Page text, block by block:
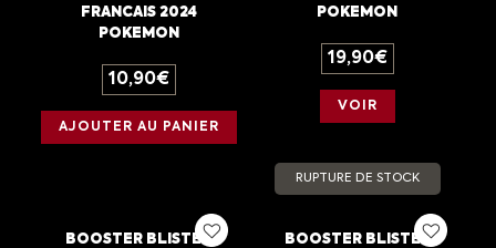
FRANCAIS 2024
POKEMON
10,90€
AJOUTER AU PANIER
POKEMON
19,90€
VOIR
BOOSTER BLISTER
RUPTURE DE STOCK
BOOSTER BLISTER